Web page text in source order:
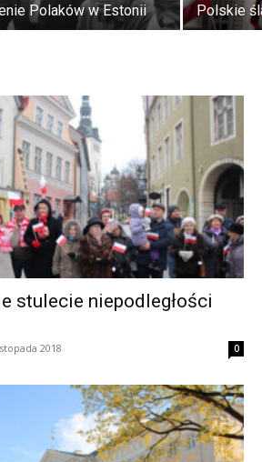
Polaków w Estonii Polskie
stulecie niepodległości
2018 0